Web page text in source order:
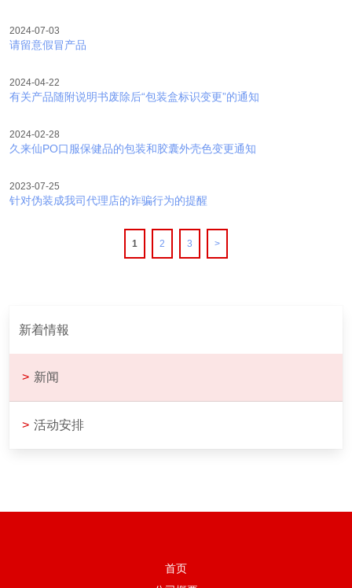
2024-07-03
请留意假冒产品
2024-04-22
有关产品随附说明书废除后“包装盒标识变更”的通知
2024-02-28
久来仙PO口服保健品的包装和胶囊外壳色变更通知
2023-07-25
针对伪装成我司代理店的诈骗行为的提醒
1 2 3 >
新着情報
> 新闻
> 活动安排
首页